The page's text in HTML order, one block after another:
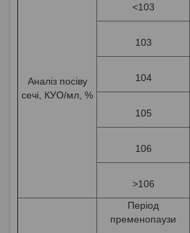
Аналіз посіву
сечі, КУО/мл, %
<103
103
104
105
106
>106
Період
пременопаузи